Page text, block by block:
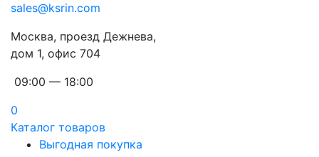
sales@ksrin.com
Москва, проезд Дежнева,
дом 1, офис 704
09:00 — 18:00
0
Каталог товаров
Выгодная покупка